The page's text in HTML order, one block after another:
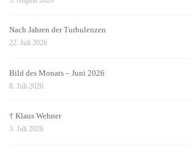
Nach Jahren der Turbulenzen
22. Juli 2026
Bild des Monats – Juni 2026
8. Juli 2026
† Klaus Wehner
3. Juli 2026